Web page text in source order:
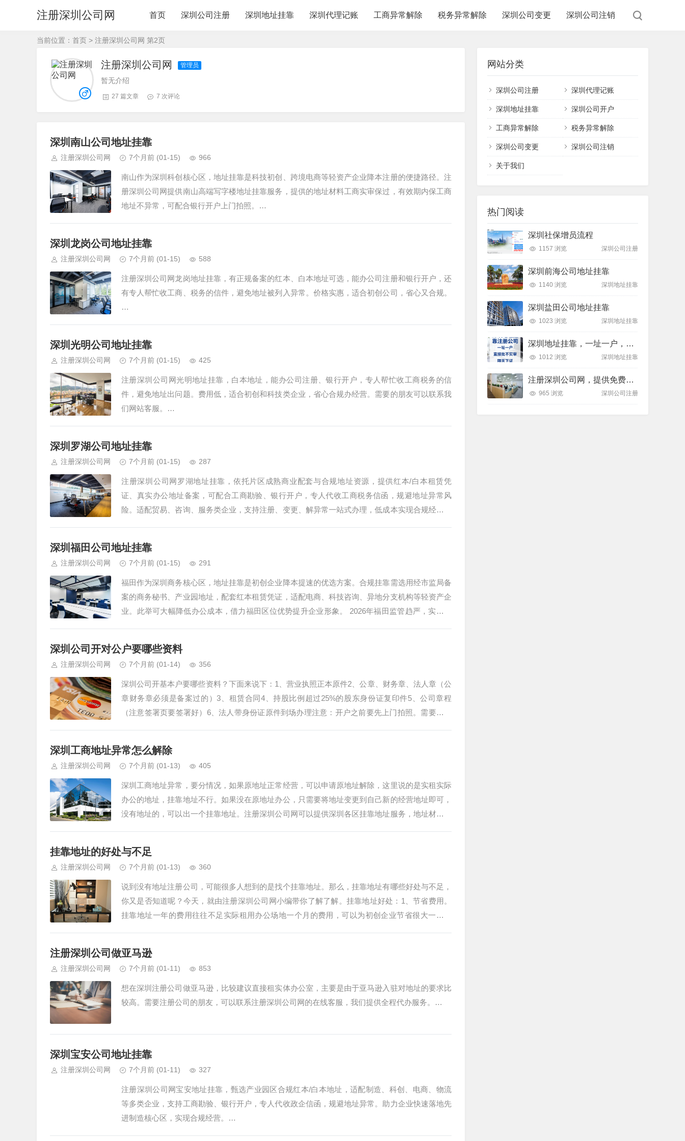
注册深圳公司网 首页 深圳公司注册 深圳地址挂靠 深圳代理记账 工商异常解除 税务异常解除 深圳公司变更 深圳公司注销
当前位置： 首页 > 注册深圳公司网 第2页
注册深圳公司网 管理员
暂无介绍
27 篇文章 7 次评论
深圳南山公司地址挂靠
注册深圳公司网 7个月前 (01-15) 966
南山作为深圳科创核心区，地址挂靠是科技初创、跨境电商等轻资产企业降本注册的便捷路径。注
册深圳公司网提供南山高端写字楼地址挂靠服务，提供的地址材料工商实审保过，有效期内保工商
地址不异常，可配合银行开户上门拍照。…
深圳龙岗公司地址挂靠
注册深圳公司网 7个月前 (01-15) 588
注册深圳公司网龙岗地址挂靠，有正规备案的红本、白本地址可选，能办公司注册和银行开户，还
有专人帮忙收工商、税务的信件，避免地址被列入异常。价格实惠，适合初创公司，省心又合规。
…
深圳光明公司地址挂靠
注册深圳公司网 7个月前 (01-15) 425
注册深圳公司网光明地址挂靠，白本地址，能办公司注册、银行开户，专人帮忙收工商税务的信
件，避免地址出问题。费用低，适合初创和科技类企业，省心合规办经营。需要的朋友可以联系我
们网站客服。…
深圳罗湖公司地址挂靠
注册深圳公司网 7个月前 (01-15) 287
注册深圳公司网罗湖地址挂靠，依托片区成熟商业配套与合规地址资源，提供红本/白本租赁凭
证、真实办公地址备案，可配合工商勘验、银行开户，专人代收工商税务信函，规避地址异常风
险。适配贸易、咨询、服务类企业，支持注册、变更、解异常一站式办理，低成本实现合规经营，
深圳福田公司地址挂靠
注册深圳公司网 7个月前 (01-15) 291
福田作为深圳商务核心区，地址挂靠是初创企业降本提速的优选方案。合规挂靠需选用经市监局备
案的商务秘书、产业园地址，配套红本租赁凭证，适配电商、科技咨询、异地分支机构等轻资产企
业。此举可大幅降低办公成本，借力福田区位优势提升企业形象。 2026年福田监管趋严，实施半
深圳公司开对公户要哪些资料
注册深圳公司网 7个月前 (01-14) 356
深圳公司开基本户要哪些资料？下面来说下：1、营业执照正本原件2、公章、财务章、法人章（公
章财务章必须是备案过的）3、租赁合同4、持股比例超过25%的股东身份证复印件5、公司章程
（注意签署页要签署好）6、法人带身份证原件到场办理注意：开户之前要先上门拍照。需要预约
深圳工商地址异常怎么解除
注册深圳公司网 7个月前 (01-13) 405
深圳工商地址异常，要分情况，如果原地址正常经营，可以申请原地址解除，这里说的是实租实际
办公的地址，挂靠地址不行。如果没在原地址办公，只需要将地址变更到自己新的经营地址即可，
没有地址的，可以出一个挂靠地址。注册深圳公司网可以提供深圳各区挂靠地址服务，地址材料工
挂靠地址的好处与不足
注册深圳公司网 7个月前 (01-13) 360
说到没有地址注册公司，可能很多人想到的是找个挂靠地址。那么，挂靠地址有哪些好处与不足，
你又是否知道呢？今天，就由注册深圳公司网小编带你了解了解。挂靠地址好处：1、节省费用。
挂靠地址一年的费用往往不足实际租用办公场地一个月的费用，可以为初创企业节省很大一笔开
注册深圳公司做亚马逊
注册深圳公司网 7个月前 (01-11) 853
想在深圳注册公司做亚马逊，比较建议直接租实体办公室，主要是由于亚马逊入驻对地址的要求比
较高。需要注册公司的朋友，可以联系注册深圳公司网的在线客服，我们提供全程代办服务。…
深圳宝安公司地址挂靠
注册深圳公司网 7个月前 (01-11) 327
注册深圳公司网宝安地址挂靠，甄选产业园区合规红本/白本地址，适配制造、科创、电商、物流
等多类企业，支持工商勘验、银行开户，专人代收政企信函，规避地址异常。助力企业快速落地先
进制造核心区，实现合规经营。…
网站分类
深圳公司注册 深圳代理记账
深圳地址挂靠 深圳公司开户
工商异常解除 税务异常解除
深圳公司变更 深圳公司注销
关于我们
热门阅读
深圳社保增员流程
1157 浏览 深圳公司注册
深圳前海公司地址挂靠
1140 浏览 深圳地址挂靠
深圳盐田公司地址挂靠
1023 浏览 深圳地址挂靠
深圳地址挂靠，一址一户，注册变更直接批
1012 浏览 深圳地址挂靠
注册深圳公司网，提供免费注册深圳公司服务！
965 浏览 深圳公司注册